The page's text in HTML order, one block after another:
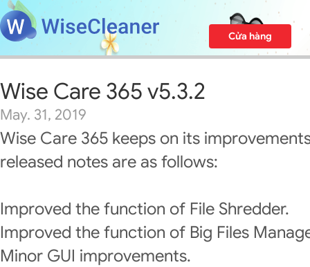
Cửa hàng
Wise Care 365 v5.3.2
May. 31, 2019
Wise Care 365 keeps on its
released notes are as follows:
Improved the function of File Shredder.
Improved the function of Big Files
Minor GUI improvements.